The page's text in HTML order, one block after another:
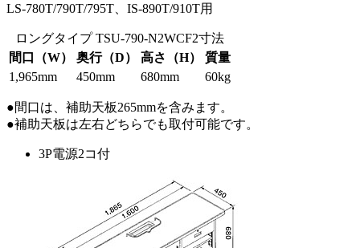
LS-780T/790T/795T、IS-890T/910T用
ロングタイプ TSU-790-N2WCF2寸法
間口（W）
奥行（D） 高さ（H）
質量
1,965mm
450mm 680mm 60kg
●間口は、補助天板265mmを含みます。
●補助天板は左右どちらでも取付可能です。
3P電源2コ付